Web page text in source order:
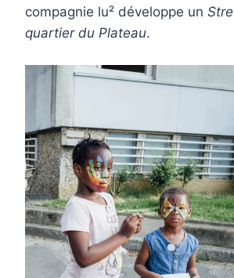
compagnie lu² développe un
quartier du Plateau.